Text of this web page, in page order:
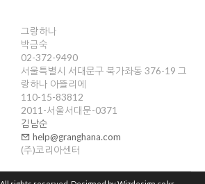
그랑하나
박금숙
02-372-9490
서울특별시 서대문구 북가좌동 376-19 그
랑하나 아뜰리에
110-15-83812
2011-서울서대문-0371
김남순
help@granghana.com
(주)코리아센터